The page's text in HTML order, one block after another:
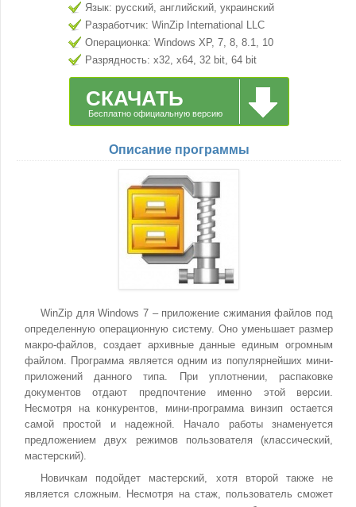
Язык: русский, английский, украинский
Разработчик: WinZip International LLC
Операционка: Windows XP, 7, 8, 8.1, 10
Разрядность: x32, x64, 32 bit, 64 bit
СКАЧАТЬ
Бесплатно официальную версию
Описание программы
WinZip для Windows 7 – приложение сжимания файлов под
определенную операционную систему. Оно уменьшает размер
макро-файлов, создает архивные данные единым огромным
файлом. Программа является одним из популярнейших мини-
приложений данного типа. При уплотнении, распаковке
документов отдают предпочтение именно этой версии.
Несмотря на конкурентов, мини-программа винзип остается
самой простой и надежной. Начало работы знаменуется
предложением двух режимов пользователя (классический,
мастерский).
Новичкам подойдет мастерский, хотя второй также не
является сложным. Несмотря на стаж, пользователь сможет